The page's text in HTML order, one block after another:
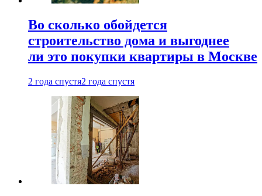
Во сколько обойдется
строительство дома и выгоднее
ли это покупки квартиры в Москве
2 года спустя2 года спустя